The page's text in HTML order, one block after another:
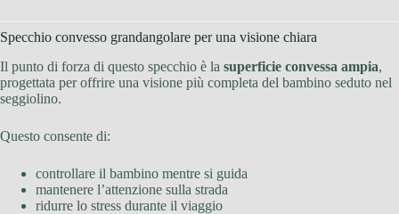
Specchio convesso grandangolare per una visione chiara
Il punto di forza di questo specchio è la superficie convessa ampia,
progettata per offrire una visione più completa del bambino seduto nel
seggiolino.
Questo consente di:
controllare il bambino mentre si guida
mantenere l’attenzione sulla strada
ridurre lo stress durante il viaggio